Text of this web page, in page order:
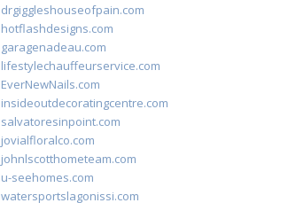
drgiggleshouseofpain.com
hotflashdesigns.com
garagenadeau.com
lifestylechauffeurservice.com
EverNewNails.com
insideoutdecoratingcentre.com
salvatoresinpoint.com
jovialfloralco.com
johnlscotthometeam.com
u-seehomes.com
watersportslagonissi.com